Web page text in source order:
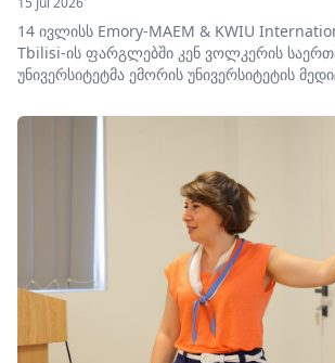
14 ივლისს Emory-MAEM & KWIU
Tbilisi-ის ფარგლებში კენ ვოლკერის
უნივერსიტეტმა ემორის უნივერსიტეტის